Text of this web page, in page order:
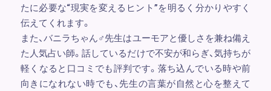
たに必要な“現実を変えるヒント”を明るく分かりやすく
伝えてくれます。
また、バニラちゃん♂先生はユーモアと優しさを兼ね備え
た人気占い師。話しているだけで不安が和らぎ、気持ちが
軽くなると口コミでも評判です。落ち込んでいる時や前
向きになれない時でも、先生の言葉が自然と心を整えて